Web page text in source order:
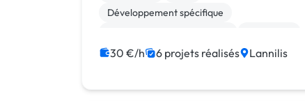
Développement spécifique
Création de site internet
Java
PHP
30 €/h 6 projets réalisés Lannilis